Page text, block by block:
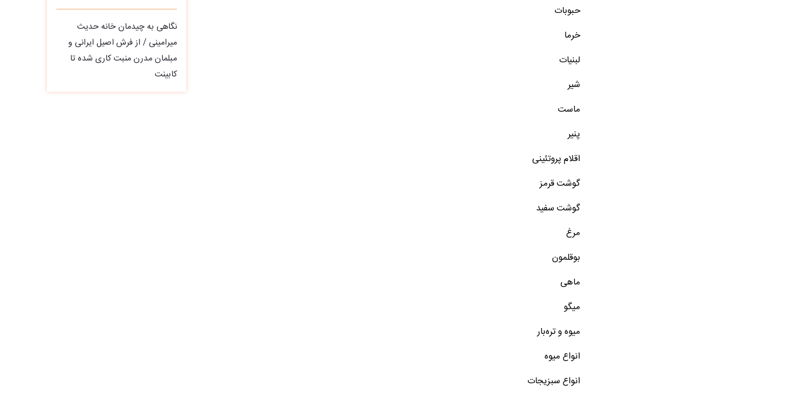
حبوبات
خرما
لبنیات
شیر
ماست
پنیر
اقلام پروتئینی
گوشت قرمز
گوشت سفید
مرغ
بوقلمون
ماهی
میگو
میوه و تره‌بار
انواع میوه
انواع سبزیجات
نگاهی به چیدمان خانه حدیث
میرامینی / از فرش اصیل ایرانی و
مبلمان مدرن منبت‌ کاری‌ شده تا
کابینت